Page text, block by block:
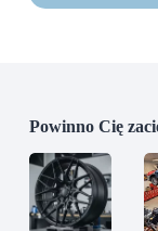
Powinno Cię